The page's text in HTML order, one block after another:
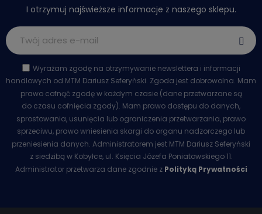
I otrzymuj najświeższe informacje z naszego sklepu.
Wyrażam zgodę na otrzymywanie newslettera i informacji
handlowych od MTM Dariusz Seferyński. Zgoda jest dobrowolna. Mam
prawo cofnąć zgodę w każdym czasie (dane przetwarzane są
do czasu cofnięcia zgody). Mam prawo dostępu do danych,
sprostowania, usunięcia lub ograniczenia przetwarzania, prawo
sprzeciwu, prawo wniesienia skargi do organu nadzorczego lub
przeniesienia danych. Administratorem jest MTM Dariusz Seferyński
z siedzibą w Kobyłce, ul. Księcia Józefa Poniatowskiego 11.
Administrator przetwarza dane zgodnie z Polityką Prywatności